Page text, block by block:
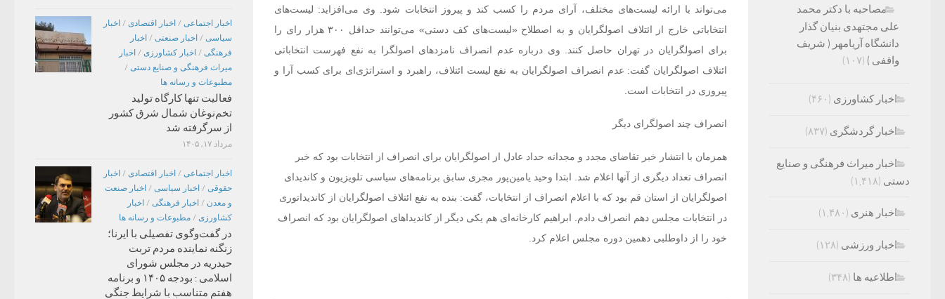
می‌تواند با ارائه لیست‌های مختلف، آرای مردم را کسب کند و پیروز انتخابات شود. وی می‌افزاید: لیست‌های
انتخاباتی خارج از ائتلاف اصولگرایان و به اصطلاح «لیست‌های کف دستی» می‌توانند حداقل ۳۰۰ هزار رای را
برای اصولگرایان در تهران حاصل کنند. وی درباره عدم انصراف نامزدهای اصولگرا به نفع فهرست انتخاباتی
ائتلاف اصولگرایان گفت: عدم انصراف اصولگرایان به نفع لیست ائتلاف، راهبرد و استراتژی‌ای برای کسب آرا و
پیروزی در انتخابات است.
انصراف چند اصولگرای دیگر
همزمان با انتشار خبر تقاضای مجدد و مجدانه حداد عادل از اصولگرایان برای انصراف از انتخابات بود که خبر
انصراف تعداد دیگری از آنها اعلام شد. ابتدا وحید یامین‌پور مجری سابق برنامه‌های سیاسی تلویزیون و کاندیدای
اصولگرایان از استان قم بود که با اعلام انصراف از انتخابات، گفت: بنده به ‌نفع ائتلاف اصولگرایان از کاندیداتوری
در انتخابات مجلس دهم انصراف دادم. ابراهیم کارخانه‌ای هم یکی دیگر از کاندیداهای اصولگرایان بود که انصراف
خود را از داوطلبی دهمین دوره مجلس اعلام ‌کرد.
اخبار اجتماعی / اخبار اقتصادی / اخبار
سیاسی / اخبار صنعتی / اخبار
فرهنگی / اخبار کشاورزی / اخبار
میراث فرهنگی و صنایع دستی /
مطبوعات و رسانه ها
فعالیت تنها کارگاه تولید
تخم‌نوغان شمال شرق کشور
از سرگرفته شد
مرداد ۱۷, ۱۴۰۵
اخبار اجتماعی / اخبار اقتصادی / اخبار
حقوقی / اخبار سیاسی / اخبار صنعت
و معدن / اخبار فرهنگی / اخبار
کشاورزی / مطبوعات و رسانه ها
در گفت‌وگوی تفصیلی با ایرنا؛
زنگنه نماینده مردم تربت
حیدریه در مجلس شورای
اسلامی : بودجه ۱۴۰۵ و برنامه
هفتم متناسب با شرایط جنگی
مصاحبه با دکتر محمد
علی مجتهدی بنیان گذار
دانشگاه آریامهر ( شریف
واقفی ) (۱۰۷)
اخبار کشاورزی (۴۶۰)
اخبار گردشگری (۸۳۷)
اخبار میراث فرهنگی و صنایع
دستی (۱,۴۱۸)
اخبار هنری (۱,۴۸۰)
اخبار ورزشی (۱۲۸)
اطلاعیه ها (۳۴۸)